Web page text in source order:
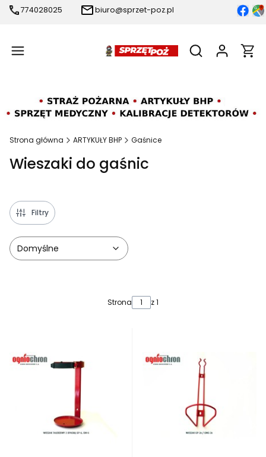
774028025 biuro@sprzet-poz.pl
Otwórz
Strona główna ARTYKUŁY BHP Gaśnice
Wieszaki do gaśnic
Filtry
Domyślne
Strona z 1